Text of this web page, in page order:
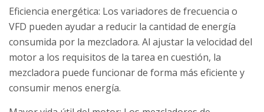
Eficiencia energética: Los variadores de frecuencia o
VFD pueden ayudar a reducir la cantidad de energía
consumida por la mezcladora. Al ajustar la velocidad del
motor a los requisitos de la tarea en cuestión, la
mezcladora puede funcionar de forma más eficiente y
consumir menos energía.